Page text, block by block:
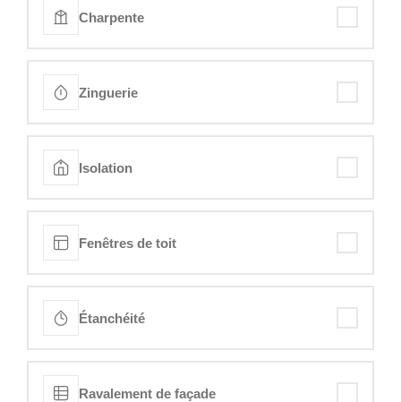
Charpente
Zinguerie
Isolation
Fenêtres de toit
Étanchéité
Ravalement de façade